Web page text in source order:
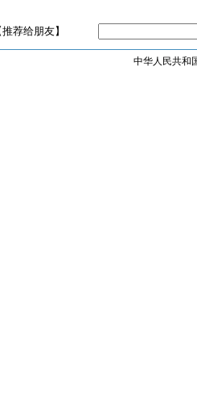
推荐给朋友】
中华人民共和